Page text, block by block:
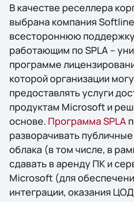
В качестве реселлера
выбрана компания
всестороннюю
работающим по SPLA –
программе
которой организации
предоставлять услуги
продуктам Microsoft и
основе. Программа SPLA
разворачивать
облака (в том числе, в
сдавать в аренду ПК и
Microsoft (для
интеграции, оказания